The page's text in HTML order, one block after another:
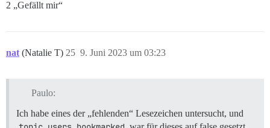
2 „Gefällt mir“
nat (Natalie T) 9. Juni 2023 um 03:23
25
Paulo:
Ich habe eines der „fehlenden“ Lesezeichen untersucht, und